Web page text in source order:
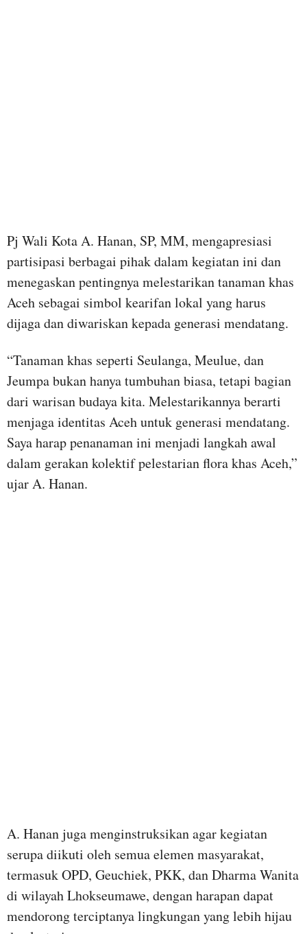
Pj Wali Kota A. Hanan, SP, MM, mengapresiasi
partisipasi berbagai pihak dalam kegiatan ini dan
menegaskan pentingnya melestarikan tanaman khas
Aceh sebagai simbol kearifan lokal yang harus
dijaga dan diwariskan kepada generasi mendatang.
“Tanaman khas seperti Seulanga, Meulue, dan
Jeumpa bukan hanya tumbuhan biasa, tetapi bagian
dari warisan budaya kita. Melestarikannya berarti
menjaga identitas Aceh untuk generasi mendatang.
Saya harap penanaman ini menjadi langkah awal
dalam gerakan kolektif pelestarian flora khas Aceh,”
ujar A. Hanan.
A. Hanan juga menginstruksikan agar kegiatan
serupa diikuti oleh semua elemen masyarakat,
termasuk OPD, Geuchiek, PKK, dan Dharma Wanita
di wilayah Lhokseumawe, dengan harapan dapat
mendorong terciptanya lingkungan yang lebih hijau